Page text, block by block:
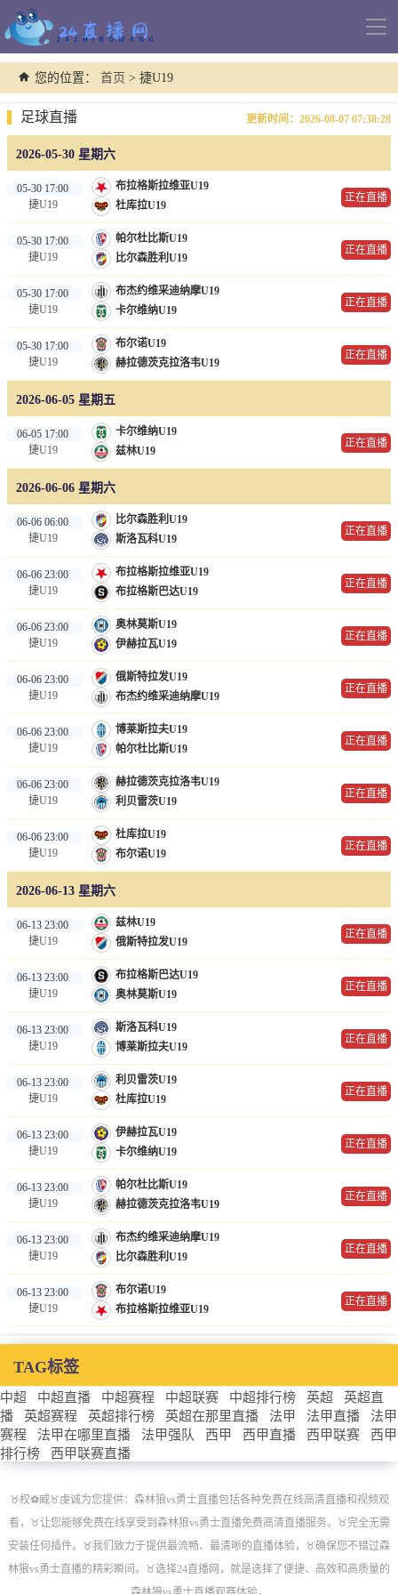
导
您的位置： 首页 > 捷U19
足球直播 更新时间：2026-08-07 07:38:28
2026-05-30 星期六
05-30 17:00
捷U19
布拉格斯拉维亚U19
杜库拉U19
正在直播
05-30 17:00
捷U19
帕尔杜比斯U19
比尔森胜利U19
正在直播
05-30 17:00
捷U19
布杰约维采迪纳摩U19
卡尔维纳U19
正在直播
05-30 17:00
捷U19
布尔诺U19
赫拉德茨克拉洛韦U19
正在直播
2026-06-05 星期五
06-05 17:00
捷U19
卡尔维纳U19
兹林U19
正在直播
2026-06-06 星期六
06-06 06:00
捷U19
比尔森胜利U19
斯洛瓦科U19
正在直播
06-06 23:00
捷U19
布拉格斯拉维亚U19
布拉格斯巴达U19
正在直播
06-06 23:00
捷U19
奥林莫斯U19
伊赫拉瓦U19
正在直播
06-06 23:00
捷U19
俄斯特拉发U19
布杰约维采迪纳摩U19
正在直播
06-06 23:00
捷U19
博莱斯拉夫U19
帕尔杜比斯U19
正在直播
06-06 23:00
捷U19
赫拉德茨克拉洛韦U19
利贝雷茨U19
正在直播
06-06 23:00
捷U19
杜库拉U19
布尔诺U19
正在直播
2026-06-13 星期六
06-13 23:00
捷U19
兹林U19
俄斯特拉发U19
正在直播
06-13 23:00
捷U19
布拉格斯巴达U19
奥林莫斯U19
正在直播
06-13 23:00
捷U19
斯洛瓦科U19
博莱斯拉夫U19
正在直播
06-13 23:00
捷U19
利贝雷茨U19
杜库拉U19
正在直播
06-13 23:00
捷U19
伊赫拉瓦U19
卡尔维纳U19
正在直播
06-13 23:00
捷U19
帕尔杜比斯U19
赫拉德茨克拉洛韦U19
正在直播
06-13 23:00
捷U19
布杰约维采迪纳摩U19
比尔森胜利U19
正在直播
06-13 23:00
捷U19
布尔诺U19
布拉格斯拉维亚U19
正在直播
TAG标签
中超 中超直播 中超赛程 中超联赛 中超排行榜 英超
英超直
播
英超赛程 英超排行榜 英超在那里直播 法甲 法甲直播
法甲
赛程
法甲在哪里直播 法甲强队 西甲 西甲直播 西甲联赛
西甲
排行榜
西甲联赛直播
♉️权⚽威♉️虔诚为您提供：森林狼vs勇士直播包括各种免费在线高清直播和视频观
看，♉️让您能够免费在线享受到森林狼vs勇士直播免费高清直播服务。♉️完全无需
安装任何插件。♉️我们致力于提供最流畅、最清晰的直播体验，♉️确保您不错过森
林狼vs勇士直播的精彩瞬间。♉️选择24直播网，就是选择了便捷、高效和高质量的